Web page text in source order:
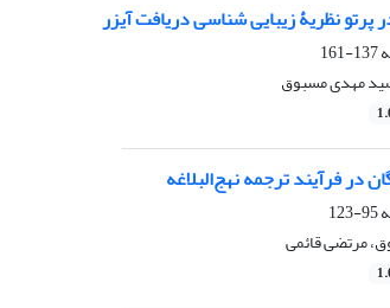
نظریۀ زیبایی شناسی دریافت آیزر
137-161
مهدی مسبوق
در فرآیند ترجمه نهج‌البلاغه
95-123
مرتضی قائمی